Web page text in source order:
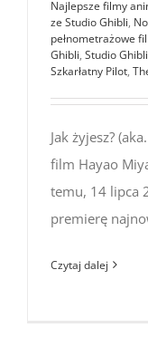
Najlepsze filmy
ze Studio Ghibli,
pełnometrażowe
Ghibli, Studio
Szkarłatny Pilot,
Jak żyjesz?
film Hayao
temu, 14 lipca
premierę
Czytaj dalej